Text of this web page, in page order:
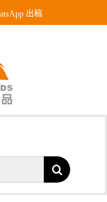
出稿
事昇職或退休之用